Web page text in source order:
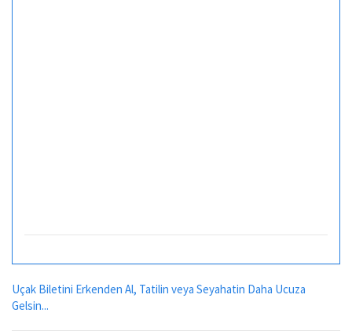
Uçak Biletini Erkenden Al, Tatilin veya Seyahatin Daha Ucuza
Gelsin...